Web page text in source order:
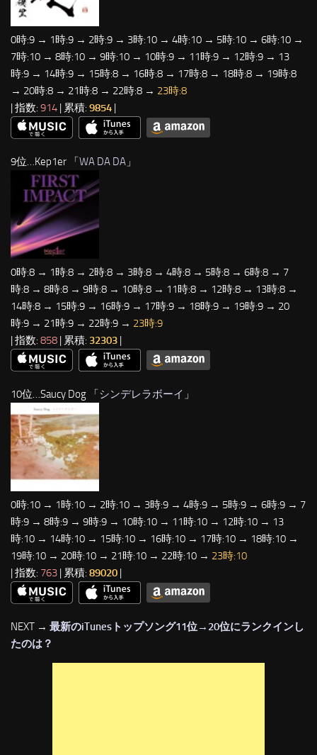
0時:9 → 1時:9 → 2時:9 → 3時:10 → 4時:10 → 5時:10 → 6時:10 →
7時:10 → 8時:10 → 9時:10 → 10時:9 → 11時:9 → 12時:9 → 13
時:9 → 14時:9 → 15時:8 → 16時:8 → 17時:8 → 18時:8 → 19時:8
→ 20時:8 → 21時:8 → 22時:8 → 23時:8
| 指数: 914 | 累積: 9854 |
9位…Kep1er 「WA DA DA 」
0時:8 → 1時:8 → 2時:8 → 3時:8 → 4時:8 → 5時:8 → 6時:8 → 7
時:8 → 8時:8 → 9時:8 → 10時:8 → 11時:8 → 12時:8 → 13時:8 →
14時:8 → 15時:9 → 16時:9 → 17時:9 → 18時:9 → 19時:9 → 20
時:9 → 21時:9 → 22時:9 → 23時:9
| 指数: 858 | 累積: 32303 |
10位…Saucy Dog 「シンデレラボーイ 」
0時:10 → 1時:10 → 2時:10 → 3時:9 → 4時:9 → 5時:9 → 6時:9 → 7
時:9 → 8時:9 → 9時:9 → 10時:10 → 11時:10 → 12時:10 → 13
時:10 → 14時:10 → 15時:10 → 16時:10 → 17時:10 → 18時:10 →
19時:10 → 20時:10 → 21時:10 → 22時:10 → 23時:10
| 指数: 763 | 累積: 89020 |
NEXT → 最新のiTunesトップソング11位→20位にランクインし
たのは？